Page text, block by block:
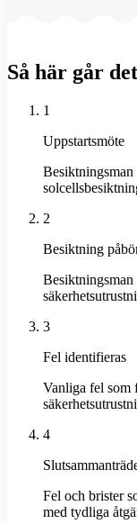
Så här går
1
Uppstartsmöte
2
Besiktning
3
Fel identifieras
Vanliga fel som
4
Fel och brister
med tydliga